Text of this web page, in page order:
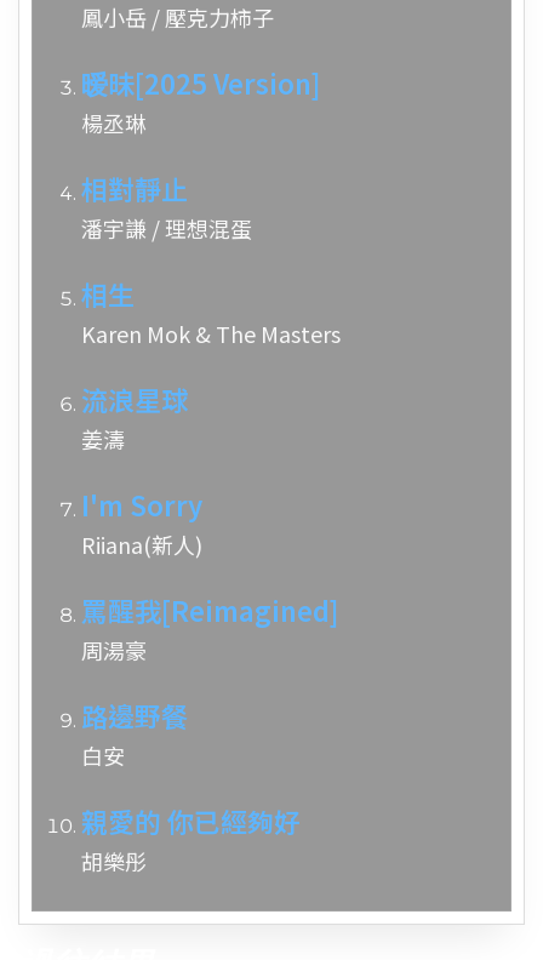
鳳小岳 / 壓克力柿子
暧昧[2025 Version]
楊丞琳
相對靜止
潘宇謙 / 理想混蛋
相生
Karen Mok & The Masters
流浪星球
姜濤
I'm Sorry
Riiana(新人)
罵醒我[Reimagined]
周湯豪
路邊野餐
白安
親愛的 你已經夠好
胡樂彤